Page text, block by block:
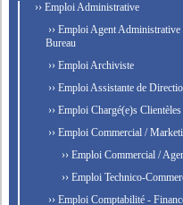
›› Emploi Administrative
›› Emploi Agent Administrative
Bureau
›› Emploi Archiviste
›› Emploi Assistante de
›› Emploi Chargé(e)s Clientèles
›› Emploi Commercial /
›› Emploi Commercial /
›› Emploi Technico-
›› Emploi Comptabilité -